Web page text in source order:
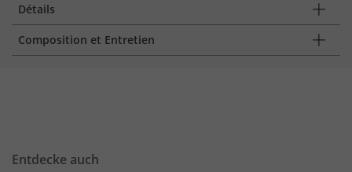
Détails
Composition et Entretien
Entdecke auch